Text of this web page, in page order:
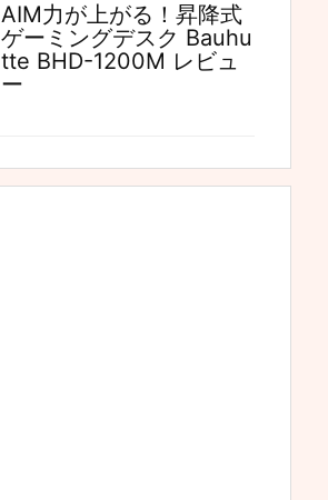
AIM力が上がる！昇降式
ゲーミングデスク Bauhu
tte BHD-1200M レビュ
ー